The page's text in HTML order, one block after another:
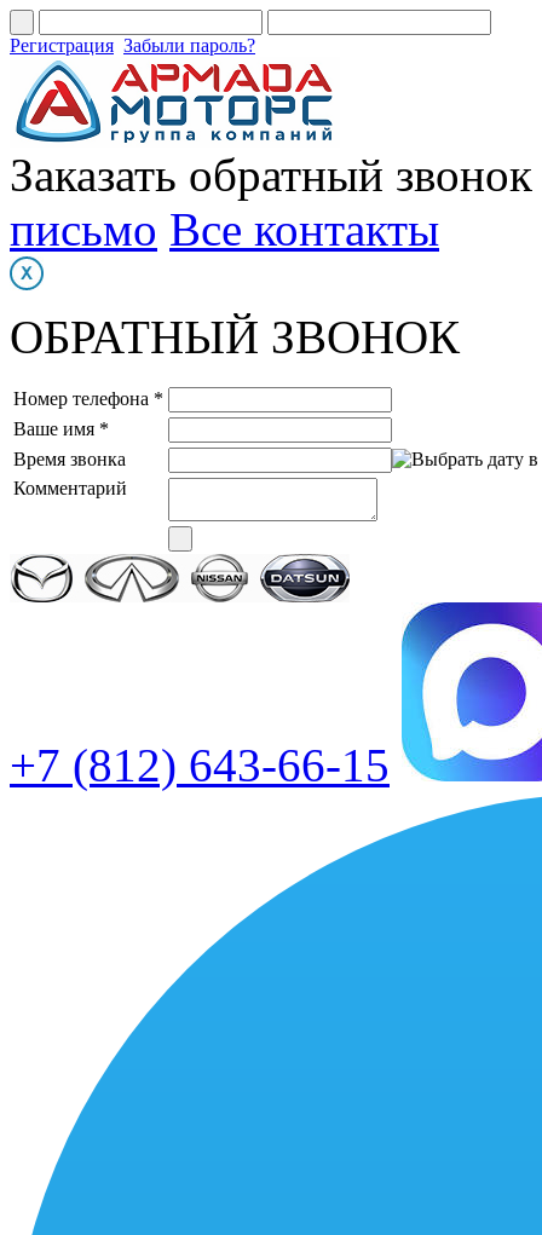
Регистрация Забыли пароль?
Заказать обратный звонок
письмо Все контакты
ОБРАТНЫЙ ЗВОНОК
Номер телефона *
Ваше имя *
Время звонка
Комментарий
+7 (812) 643-66-15